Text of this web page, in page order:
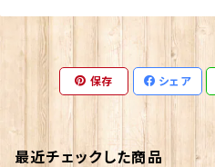
保存 シェア
最近チェックした商品